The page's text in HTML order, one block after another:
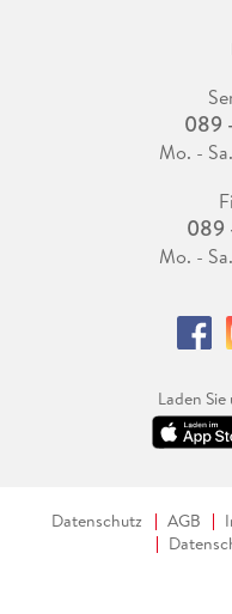
089
Mo. -
089
Mo. -
Laden
Datenschutz AGB